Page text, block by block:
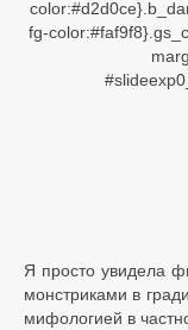
Я просто увидела
монстриками в
мифологией в